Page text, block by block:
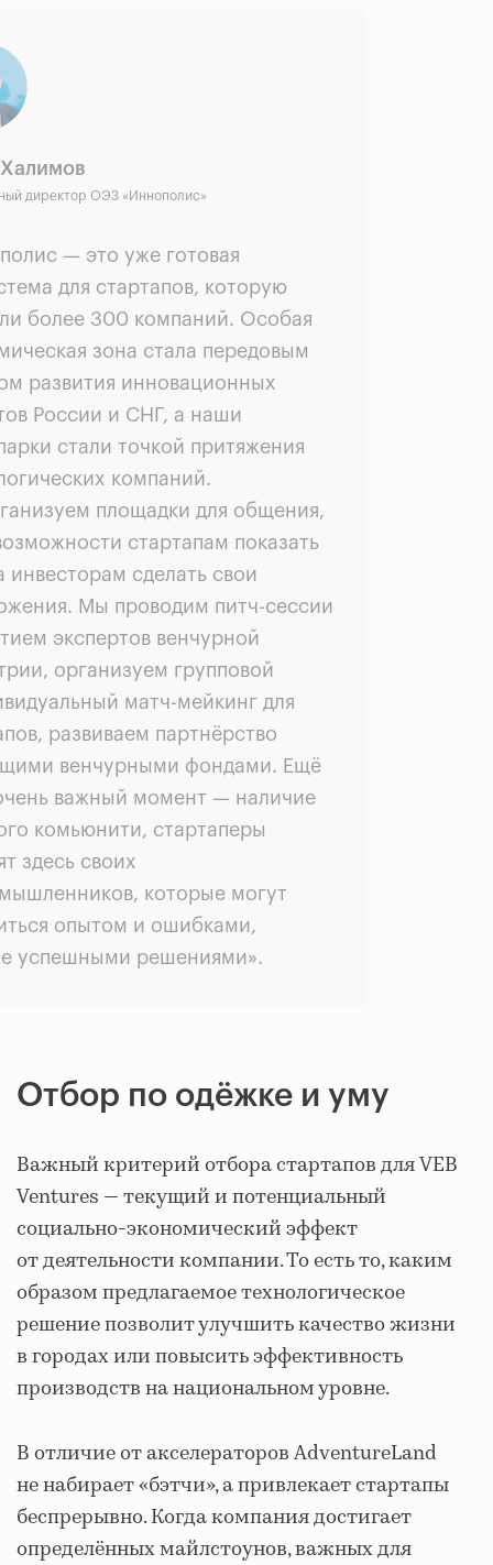
директор ОЭЗ «Иннополис»
— это уже готовая
для стартапов, которую
более 300 компаний. Особая
зона стала передовым
развития инновационных
России и СНГ, а наши
стали точкой притяжения
компаний.
площадки для общения,
стартапам показать
инвесторам сделать свои
Мы проводим питч-сессии
экспертов венчурной
организуем групповой
матч-мейкинг для
развиваем партнёрство
венчурными фондами. Ещё
важный момент — наличие
комьюнити, стартаперы
здесь своих
которые могут
опытом и ошибками,
успешными решениями».
Отбор по одёжке и уму
Важный критерий отбора стартапов для VEB
Ventures — текущий и потенциальный
социально-экономический эффект
от деятельности компании. То есть то, каким
образом предлагаемое технологическое
решение позволит улучшить качество жизни
в городах или повысить эффективность
производств на национальном уровне.
В отличие от акселераторов AdventureLand
не набирает «бэтчи», а привлекает стартапы
беспрерывно. Когда компания достигает
определённых майлстоунов, важных для